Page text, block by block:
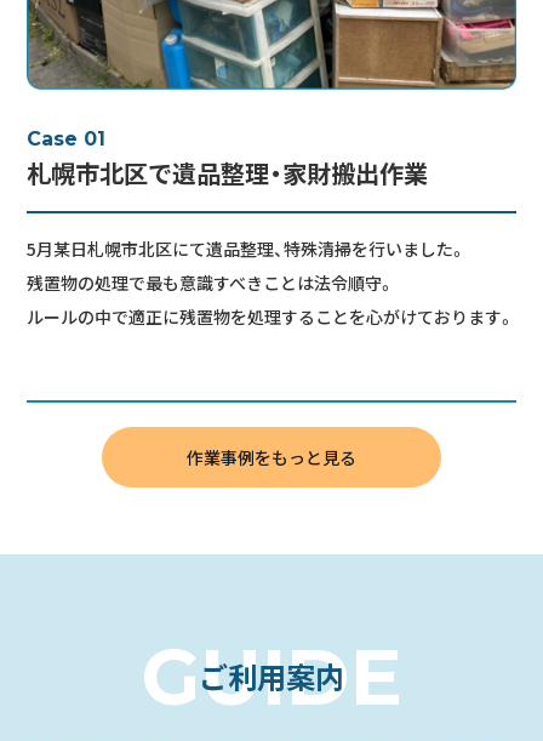
Case 01
札幌市北区で遺品整理・家財搬出作業
5月某日札幌市北区にて遺品整理、特殊清掃を行いました。
残置物の処理で最も意識すべきことは法令順守。
ルールの中で適正に残置物を処理することを心がけております。
作業事例をもっと見る
GUIDE
ご利用案内